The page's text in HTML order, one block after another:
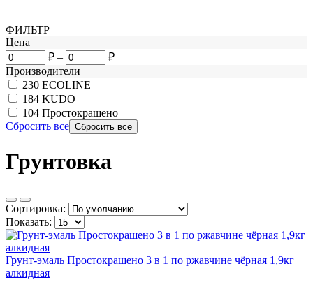
ФИЛЬТР
Цена
₽ –
₽
Производители
230 ECOLINE
184 KUDO
104 Простокрашено
Сбросить все
Грунтовка
Сортировка:
Показать:
Грунт-эмаль Простокрашено 3 в 1 по ржавчине чёрная 1,9кг
алкидная